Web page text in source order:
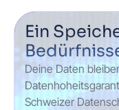
Ein
Deine Daten
Schweizer